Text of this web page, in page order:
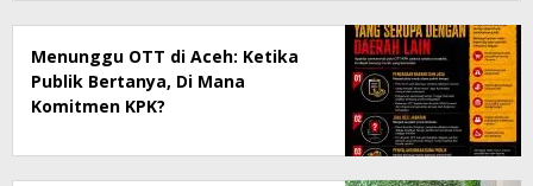
Menunggu OTT di Aceh: Ketika
Publik Bertanya, Di Mana
Komitmen KPK?